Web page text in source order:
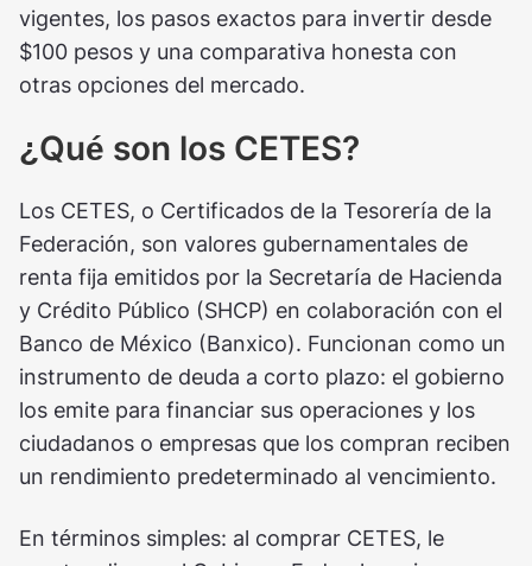
vigentes, los pasos exactos para invertir desde
$100 pesos y una comparativa honesta con
otras opciones del mercado.
¿Qué son los CETES?
Los CETES, o Certificados de la Tesorería de la
Federación, son valores gubernamentales de
renta fija emitidos por la Secretaría de Hacienda
y Crédito Público (SHCP) en colaboración con el
Banco de México (Banxico). Funcionan como un
instrumento de deuda a corto plazo: el gobierno
los emite para financiar sus operaciones y los
ciudadanos o empresas que los compran reciben
un rendimiento predeterminado al vencimiento.
En términos simples: al comprar CETES, le